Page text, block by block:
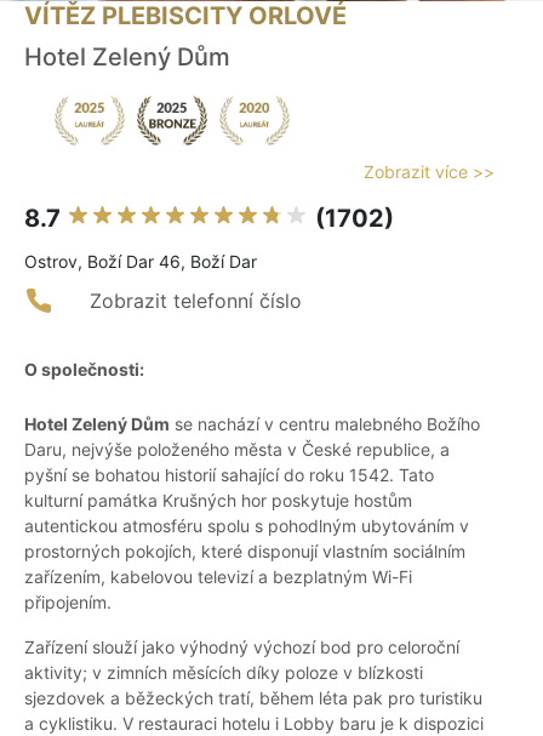
VÍTĚZ PLEBISCITY ORLOVÉ
Hotel Zelený Dům
Zobrazit více >>
8.7 (1702)
Ostrov, Boží Dar 46, Boží Dar
Zobrazit telefonní číslo
O společnosti:
Hotel Zelený Dům se nachází v centru malebného Božího
Daru, nejvýše položeného města v České republice, a
pyšní se bohatou historií sahající do roku 1542. Tato
kulturní památka Krušných hor poskytuje hostům
autentickou atmosféru spolu s pohodlným ubytováním v
prostorných pokojích, které disponují vlastním sociálním
zařízením, kabelovou televizí a bezplatným Wi-Fi
připojením.
Zařízení slouží jako výhodný výchozí bod pro celoroční
aktivity; v zimních měsících díky poloze v blízkosti
sjezdovek a běžeckých tratí, během léta pak pro turistiku
a cyklistiku. V restauraci hotelu i Lobby baru je k dispozici